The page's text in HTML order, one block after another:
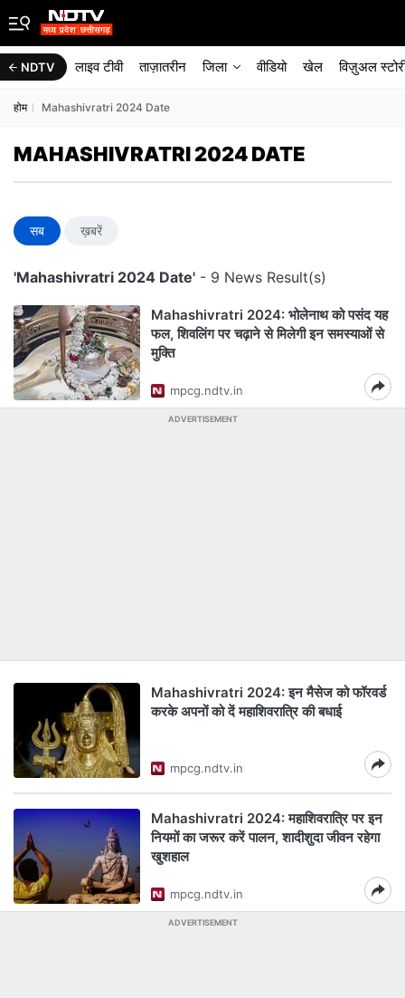
NDTV लाइव टीवी ताज़ातरीन जिला वीडियो खेल विज़ुअल
होम Mahashivratri 2024 Date
MAHASHIVRATRI 2024 DATE
सब ख़बरें
'Mahashivratri 2024 Date' - 9 News Result(s)
Mahashivratri 2024: भोलेनाथ को पसंद यह
फल, शिवलिंग पर चढ़ाने से मिलेगी इन समस्याओं से
मुक्ति
mpcg.ndtv.in
ADVERTISEMENT
Mahashivratri 2024: इन मैसेज को फॉरवर्ड
करके अपनों को दें महाशिवरात्रि की बधाई
mpcg.ndtv.in
Mahashivratri 2024: महाशिवरात्रि पर इन
नियमों का जरूर करें पालन, शादीशुदा जीवन रहेगा
खुशहाल
mpcg.ndtv.in
ADVERTISEMENT